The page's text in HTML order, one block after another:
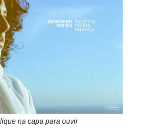
na capa para ouvir